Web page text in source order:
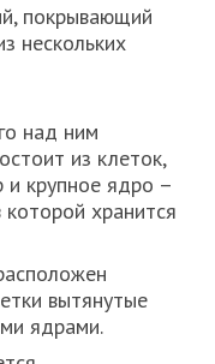
покрывающий
нескольких
над ним
из клеток,
крупное ядро –
которой хранится
вытянутые
ядрами.